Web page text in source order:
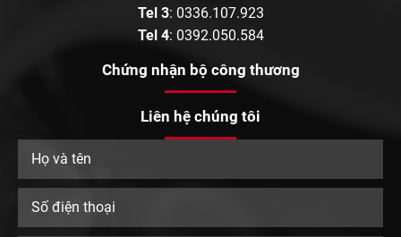
Tel 3: 0336.107.923
Tel 4: 0392.050.584
Chứng nhận bộ công thương
Liên hệ chúng tôi